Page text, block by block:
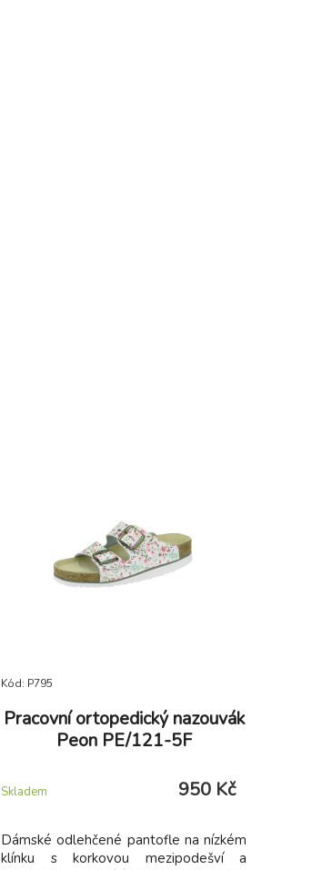
Kód: P795
Pracovní ortopedický nazouvák
Peon PE/121-5F
Skladem 950 Kč
Dámské odlehčené pantofle na nízkém
klínku s korkovou mezipodešví a